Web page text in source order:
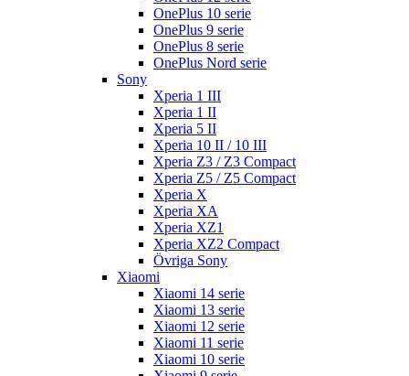
OnePlus 10 serie
OnePlus 9 serie
OnePlus 8 serie
OnePlus Nord serie
Sony
Xperia 1 III
Xperia 1 II
Xperia 5 II
Xperia 10 II / 10 III
Xperia Z3 / Z3 Compact
Xperia Z5 / Z5 Compact
Xperia X
Xperia XA
Xperia XZ1
Xperia XZ2 Compact
Övriga Sony
Xiaomi
Xiaomi 14 serie
Xiaomi 13 serie
Xiaomi 12 serie
Xiaomi 11 serie
Xiaomi 10 serie